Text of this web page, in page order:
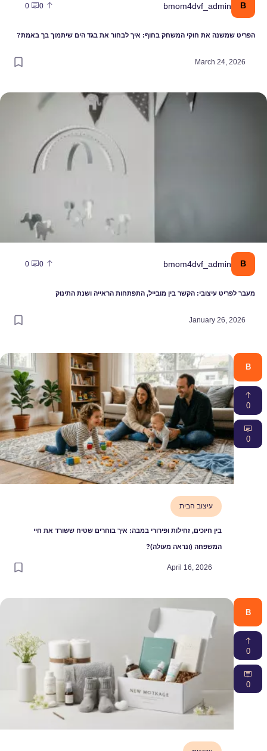
B
bmom4dvf_admin
0
0
הפריט שמשנה את חוקי המשחק בחוף: איך לבחור את בגד הים שיתמוך בך באמת?
March 24, 2026
B
bmom4dvf_admin
0
0
מעבר לפריט עיצובי: הקשר בין מובייל, התפתחות הראייה ושנת התינוק
January 26, 2026
מעבר לפריט עיצובי: הקשר בין מובייל, התפתחות הראייה ושנת התינוק
B
0
0
עיצוב הבית
בין חיוכים, זחילות ופירורי במבה: איך בוחרים שטיח ששורד את חיי
המשפחה (ונראה מעולה)?
April 16, 2026
B
0
0